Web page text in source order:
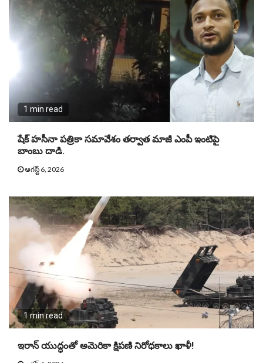
1 min read
షేక్ హసీనా పత్రికా సమావేశం తర్వాత మాజీ ఎంపీ ఇంటిపై
బాంబు దాడి.
ఆగస్ట్ 6, 2026
1 min read
ఇరాన్ యుద్ధంతో అమెరికా క్షిపణి నిరోధకాలు ఖాళీ!